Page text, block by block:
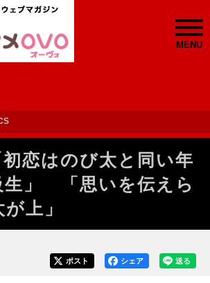
MENU
恋はのび太と同い年
生」 「思いを伝えら
上」
送る
シェア
ポスト